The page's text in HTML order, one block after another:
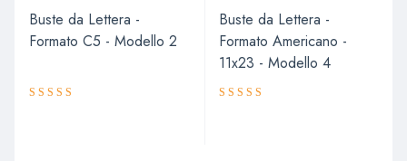
Buste da Lettera -
Formato C5 - Modello 2
Buste da Lettera -
Formato Americano -
11x23 - Modello 4